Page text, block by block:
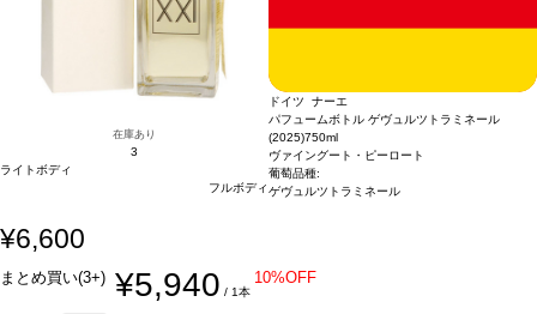
ツトラミネール 22%、ヴァイスブルグンダー 18％、ミュラー・トゥルガウ 13%、
ソーヴィニヨン・ブランとショイレーベ 9%
在庫あり
3
ライトボディ
フルボディ
ドイツ ナーエ
パフュームボトル ゲヴュルツトラミネール
(2025)750ml
ヴァイングート・ピーロート
葡萄品種:
ゲヴュルツトラミネール
¥6,600
まとめ買い(3+) ¥5,940 / 1本
10%OFF